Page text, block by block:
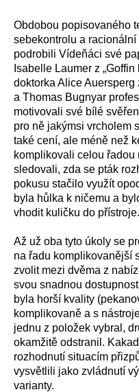
Obdobou popisovaného
sebekontrolu a
podrobili Vídeňáci své
Isabelle Laumer z
doktorka Alice
a Thomas Bugnyar
motivovali své bílé
pro ně jakýmsi vrcholem
také cení, ale méně než
komplikovali celou řadou
sledovali, zda se pták
pokusu stačilo využít
byla hůlka k ničemu a
vhodit kuličku do přístroje.
Až už oba tyto úkoly se
na řadu komplikovanější
zvolit mezi dvěma z
svou snadnou
byla horší kvality
komplikovaně a s
jednu z položek vybral,
okamžitě odstranil.
rozhodnutí situacím
vysvětlili jako zvládnutí
varianty.